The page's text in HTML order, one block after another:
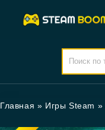
Главная » Игры Steam »